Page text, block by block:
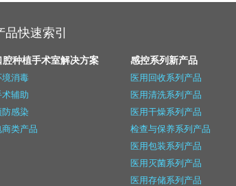
品快速索引
腔种植手术室解决方案
境消毒
术辅助
防感染
商类产品
感控系列新产品
医用回收系列产品
医用清洗系列产品
医用干燥系列产品
检查与保养系列产品
医用包装系列产品
医用灭菌系列产品
医用存储系列产品